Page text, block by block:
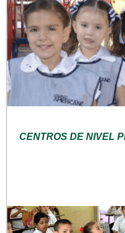
CENTROS DE NIVEL